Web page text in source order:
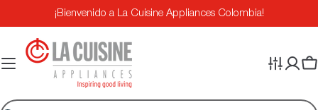
al
contenido
¡Bienvenido a La Cuisine Appliances Colombia!